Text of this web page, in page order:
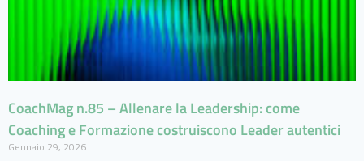
CoachMag n.85 – Allenare la Leadership: come
Coaching e Formazione costruiscono Leader autentici
Gennaio 29, 2026